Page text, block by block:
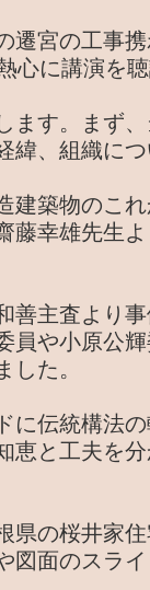
遷宮の工事
心に講演を
ます。まず
緯、組織に
建築物のこ
藤幸雄先生
善主査より
員や小原公
した。
に伝統構法
恵と工夫を
県の桜井家
図面のスラ